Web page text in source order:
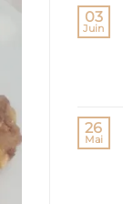
03
Juin
26
Mai